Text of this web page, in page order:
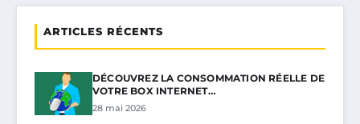
ARTICLES RÉCENTS
DÉCOUVREZ LA CONSOMMATION RÉELLE DE
VOTRE BOX INTERNET…
28 mai 2026